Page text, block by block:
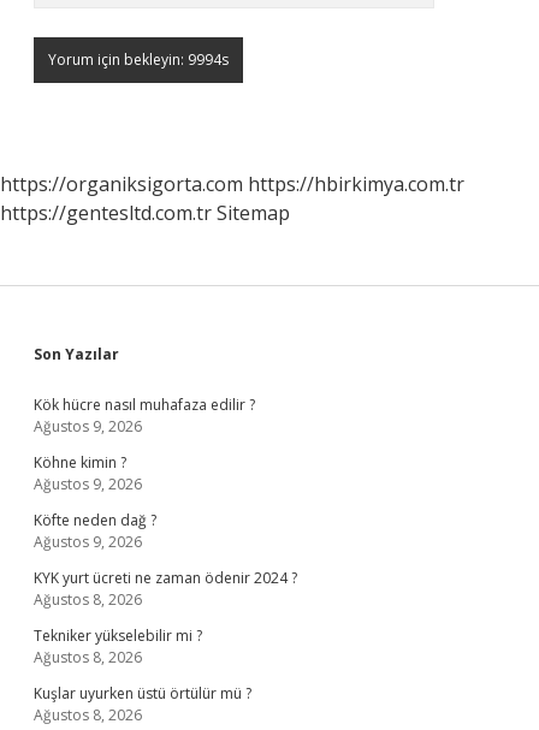
https://organiksigorta.com https://hbirkimya.com.tr
https://gentesltd.com.trSitemap
Sidebar
Son Yazılar
Kök hücre nasıl muhafaza edilir ?
Ağustos 9, 2026
Köhne kimin ?
Ağustos 9, 2026
Köfte neden dağ ?
Ağustos 9, 2026
KYK yurt ücreti ne zaman ödenir 2024 ?
Ağustos 8, 2026
Tekniker yükselebilir mi ?
Ağustos 8, 2026
Kuşlar uyurken üstü örtülür mü ?
Ağustos 8, 2026